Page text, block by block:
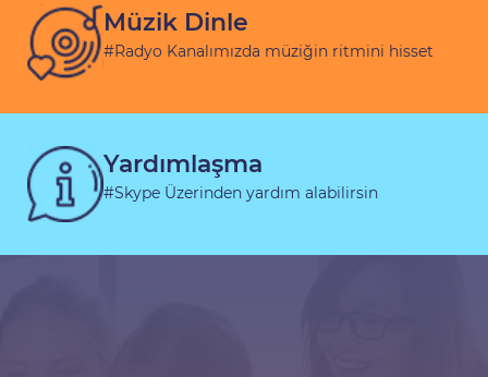
Müzik Dinle
#Radyo Kanalımızda müziğin ritmini hisset
Yardımlaşma
#Skype Üzerinden yardım alabilirsin